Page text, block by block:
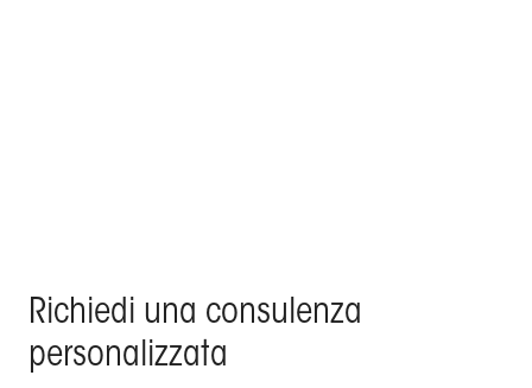
Richiedi una consulenza
personalizzata